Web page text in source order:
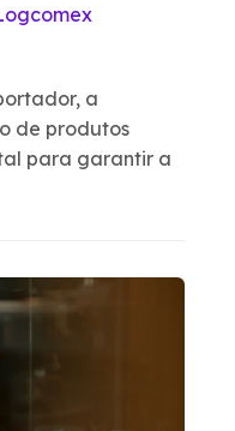
a
de produtos
para garantir a